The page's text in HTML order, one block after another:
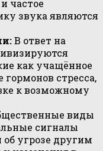
частое
звука являются
В ответ на
как учащённое
стресса,
к возможному
виды
сигналы
угрозе другим